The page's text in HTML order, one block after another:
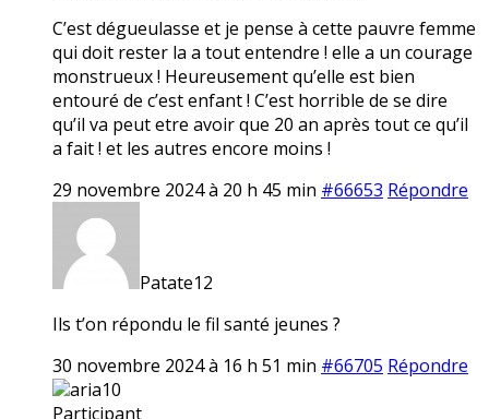
C’est dégueulasse et je pense à cette pauvre femme
qui doit rester la a tout entendre ! elle a un courage
monstrueux ! Heureusement qu’elle est bien
entouré de c’est enfant ! C’est horrible de se dire
qu’il va peut etre avoir que 20 an après tout ce qu’il
a fait ! et les autres encore moins !
29 novembre 2024 à 20 h 45 min #66653 Répondre
Patate12
Ils t’on répondu le fil santé jeunes ?
30 novembre 2024 à 16 h 51 min #66705 Répondre
aria10
Participant